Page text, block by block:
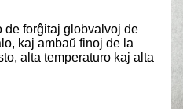
de forĝitaj globvalvoj de
kaj ambaŭ finoj de la
alta temperaturo kaj alta